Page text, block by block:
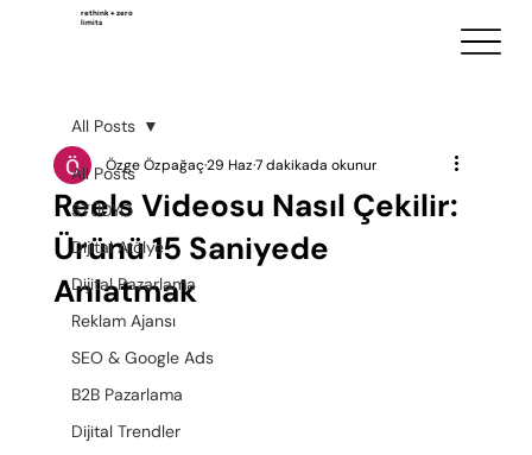
rethink + zero
limits
All Posts
STÜDYO
Dijital Atölye
Dijital Pazarlama
Reklam Ajansı
SEO & Google Ads
B2B Pazarlama
Dijital Trendler
All Posts
Reels Videosu Nasıl Çekilir:
Ürünü 15 Saniyede
Anlatmak
Özge Özpağaç29 Haz7 dakikada okunur